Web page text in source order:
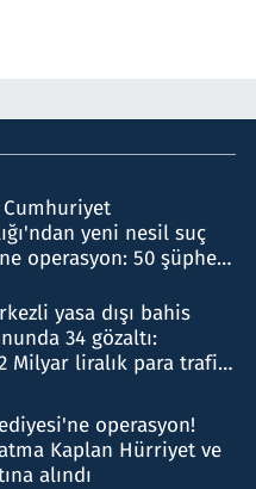
Cumhuriyet
yeni nesil suç
operasyon: 50 şüpheli
yasa dışı bahis
34 gözaltı:
Milyar liralık para trafiği
operasyon!
Kaplan Hürriyet ve
alındı